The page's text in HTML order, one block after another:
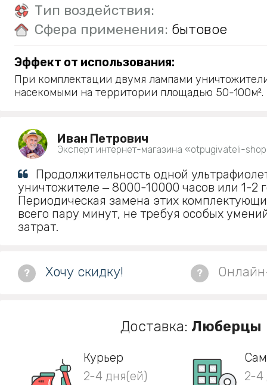
Тип воздействия:
Сфера применения: бытовое
Эффект от использования:
При комплектации двумя лампами
насекомыми на территории площадью 50-100м².
Иван Петрович
Эксперт интернет-магазина «otpugivateli-
Продолжительность одной
уничтожителе ‒ 8000-10000 часов или 1-2
Периодическая замена этих
всего пару минут, не требуя особых
затрат.
? Хочу скидку! ?
Доставка: Люберцы
Курьер
2-4 дня(ей)
2-4